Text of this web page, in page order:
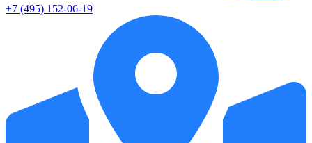
+7 (495) 152-06-19